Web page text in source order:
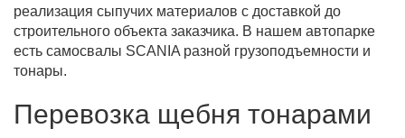
реализация сыпучих материалов с доставкой до
строительного объекта заказчика. В нашем автопарке
есть самосвалы SCANIA разной грузоподъемности и
тонары.
Перевозка щебня тонарами